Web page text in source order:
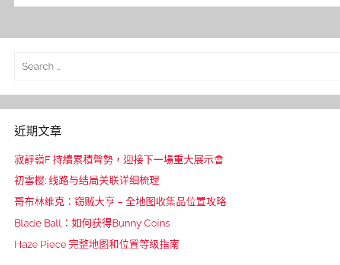
Search
近期文章
寂靜嶺F 持續累積聲勢，迎接下一場重大展示會
初雪樱: 线路与结局关联详细梳理
哥布林维克：窃贼大亨 – 全地图收集品位置攻略
Blade Ball：如何获得Bunny Coins
Haze Piece 完整地图和位置等级指南